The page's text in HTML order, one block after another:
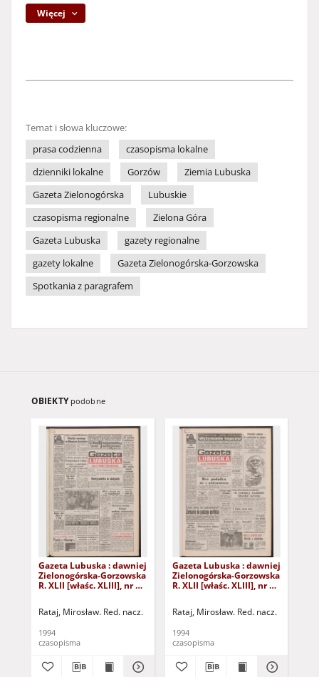
Więcej
Temat i słowa kluczowe:
prasa codzienna
czasopisma lokalne
dzienniki lokalne
Gorzów
Ziemia Lubuska
Gazeta Zielonogórska
Lubuskie
czasopisma regionalne
Zielona Góra
Gazeta Lubuska
gazety regionalne
gazety lokalne
Gazeta Zielonogórska-Gorzowska
Spotkania z paragrafem
OBIEKTY podobne
Gazeta Lubuska : dawniej
Zielonogórska-Gorzowska
R. XLII [właśc. XLIII], nr 14
Rataj, Mirosław. Red. nacz.
1994
czasopisma
Gazeta Lubuska : dawniej
Zielonogórska-Gorzowska
R. XLII [właśc. XLIII], nr 8
Rataj, Mirosław. Red. nacz.
1994
czasopisma